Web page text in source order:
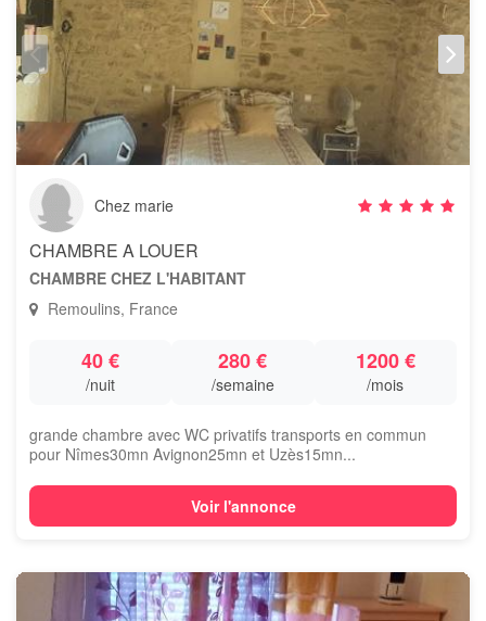
Chez marie
CHAMBRE A LOUER
CHAMBRE CHEZ L'HABITANT
Remoulins, France
40 €
/nuit
280 €
/semaine
1200 €
/mois
grande chambre avec WC privatifs transports en commun
pour Nîmes30mn Avignon25mn et Uzès15mn...
Voir l'annonce